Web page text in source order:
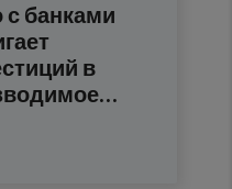
банками
в